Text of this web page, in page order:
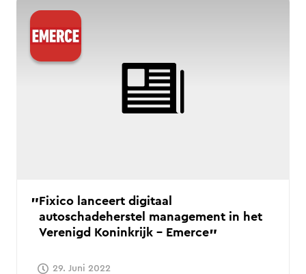
Fixico lanceert digitaal
autoschadeherstel management in het
Verenigd Koninkrijk - Emerce
29. Juni 2022